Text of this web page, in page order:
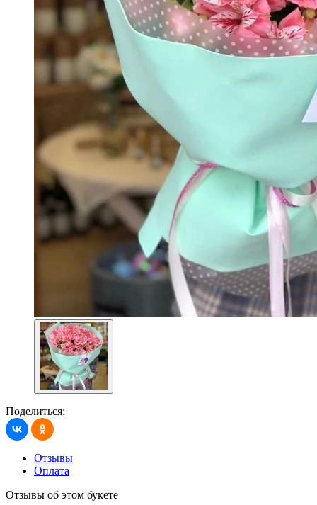
Поделиться:
Отзывы
Оплата
Отзывы об этом букете